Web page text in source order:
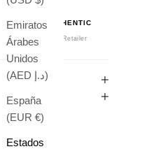
Emiratos
Árabes
Unidos
(AED د.إ)
España
(EUR €)
Estados
100% AUTHENTIC
Authorized Retailer